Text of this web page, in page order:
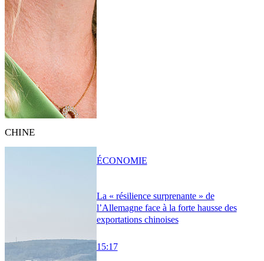
CHINE
La « résilience surprenante » de
l’Allemagne face à la forte hausse des
exportations chinoises
15:17
ÉCONOMIE